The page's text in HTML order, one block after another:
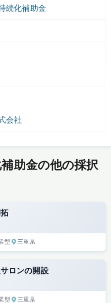
続化補助金
会社
助金の他の採択
型 三重県
ロンの開設
型 三重県